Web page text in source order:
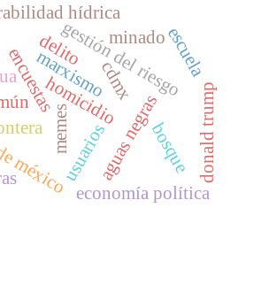
marxismo
homicidio
gestión del riesgo
aguas negras
usuarios
encuestas
memes
méxico
cdmx
delito
hídrica
minado
bosque
escuela
economía política
donald trump